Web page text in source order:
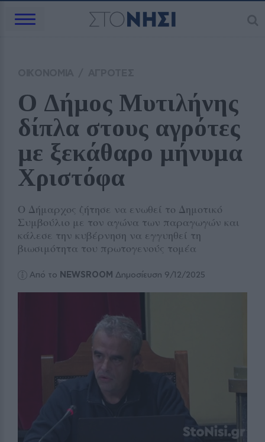
Ο Δήμος Μυτιλήνης
δίπλα στους αγρότες
με ξεκάθαρο μήνυμα
Χριστόφα
Ο Δήμαρχος ζήτησε να ενωθεί το Δημοτικό
Συμβούλιο με τον αγώνα των παραγωγών και
κάλεσε την κυβέρνηση να εγγυηθεί τη
βιωσιμότητα του πρωτογενούς τομέα
Από το NEWSROOM Δημοσίευση 9/12/2025